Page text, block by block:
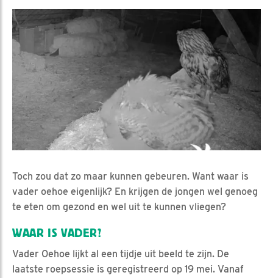
Toch zou dat zo maar kunnen gebeuren. Want waar is
vader oehoe eigenlijk? En krijgen de jongen wel genoeg
te eten om gezond en wel uit te kunnen vliegen?
WAAR IS VADER?
Vader Oehoe lijkt al een tijdje uit beeld te zijn. De
laatste roepsessie is geregistreerd op 19 mei. Vanaf